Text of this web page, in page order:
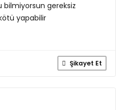
gereksiz
yapabilir
Şikayet Et